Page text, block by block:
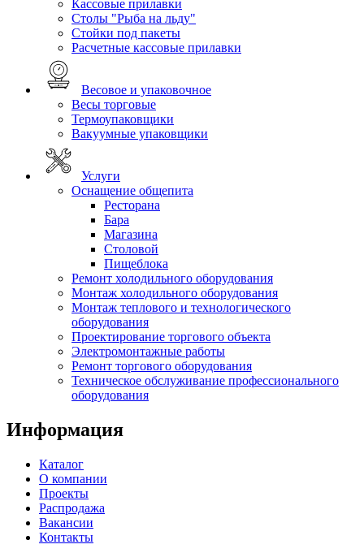
Кассовые прилавки
Столы "Рыба на льду"
Стойки под пакеты
Расчетные кассовые прилавки
Весовое и упаковочное
Весы торговые
Термоупаковщики
Вакуумные упаковщики
Услуги
Оснащение общепита
Ресторана
Бара
Магазина
Столовой
Пищеблока
Ремонт холодильного оборудования
Монтаж холодильного оборудования
Монтаж теплового и технологического
оборудования
Проектирование торгового объекта
Электромонтажные работы
Ремонт торгового оборудования
Техническое обслуживание профессионального
оборудования
Информация
Каталог
О компании
Проекты
Распродажа
Вакансии
Контакты